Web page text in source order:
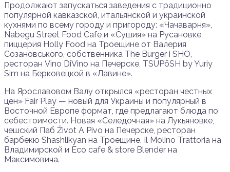
Продолжают запускаться заведения с традиционно
популярной кавказской, итальянской и украинской
кухнями по всему городу и пригороду: «Чачаварня»,
Nabegu Street Food Cafe и «Сушия» на Русановке,
пиццерия Holly Food на Троещине от Валерия
Созановського, собственника The Burger i SHO,
ресторан Vino DiVino на Печерске, TSUPōSH by Yuriy
Sim на Берковецкой в «Лавине».
На Ярославовом Валу открылся «ресторан честных
цен» Fair Play — новый для Украины и популярный в
Восточной Европе формат, где предлагают блюда по
себестоимости. Новая «Селедочная» на Лукьяновке,
чешский Паб Život A Pivo на Печерске, ресторан
барбекю Shashlikyan на Троещине, Il Molino Trattoria на
Владимирской и Eco cafe & store Blender на
Максимовича.